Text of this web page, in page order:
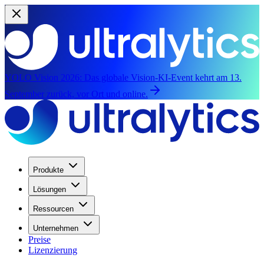
YOLO Vision 2026: Das globale Vision-KI-Event kehrt am 13.
September zurück, vor Ort und online.
Produkte
Lösungen
Ressourcen
Unternehmen
Preise
Lizenzierung